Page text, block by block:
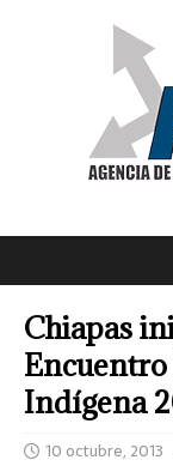
Chiapas
Indígena
10 octubre, 2013